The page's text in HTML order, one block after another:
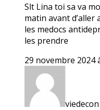
Slt Lina toi sa va
matin avant d’aller
les medocs
les prendre
29 novembre 2024
viedecon